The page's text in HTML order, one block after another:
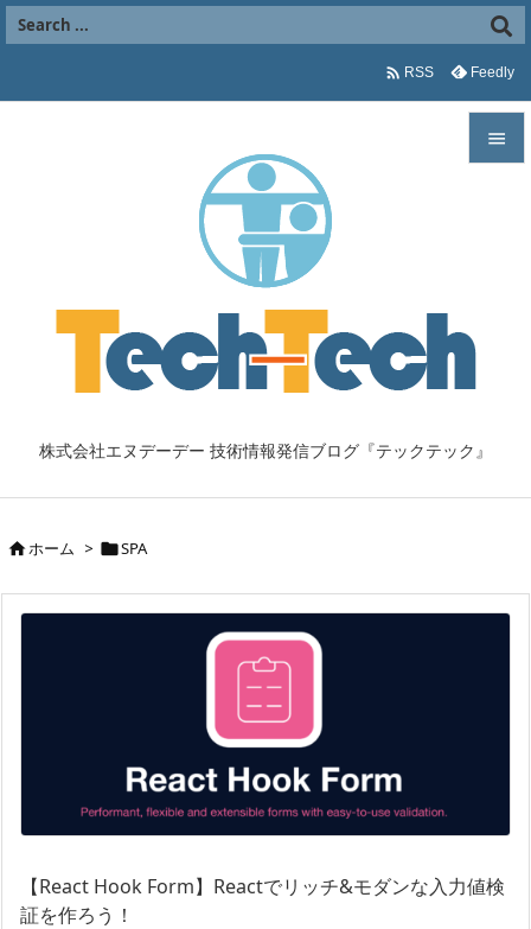
株式会社エヌデーデー 技術情報発信ブログ『テックテック』

 RSS Feedly
ホーム > SPA
【React Hook Form】Reactでリッチ&モダンな入力値検
証を作ろう！